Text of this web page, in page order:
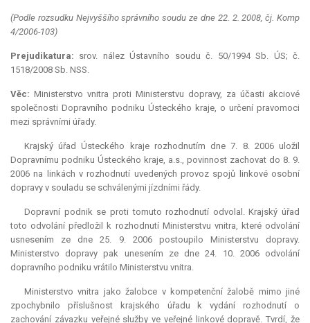
(Podle rozsudku Nejvyššího správního soudu ze dne 22. 2. 2008, čj. Komp
4/2006-103)
Prejudikatura: srov. nález Ústavního soudu č. 50/1994 Sb. ÚS; č.
1518/2008 Sb. NSS.
Věc: Ministerstvo vnitra proti Ministerstvu dopravy, za účasti akciové
společnosti Dopravního podniku Ústeckého kraje, o určení pravomoci
mezi správními úřady.
Krajský úřad Ústeckého kraje rozhodnutím dne 7. 8. 2006 uložil
Dopravnímu podniku Ústeckého kraje, a.s., povinnost zachovat do 8. 9.
2006 na linkách v rozhodnutí uvedených provoz spojů linkové osobní
dopravy v souladu se schválenými jízdními řády.
Dopravní podnik se proti tomuto rozhodnutí odvolal. Krajský úřad
toto odvolání předložil k rozhodnutí Ministerstvu vnitra, které odvolání
usnesením ze dne 25. 9. 2006 postoupilo Ministerstvu dopravy.
Ministerstvo dopravy pak unesením ze dne 24. 10. 2006 odvolání
dopravního podniku vrátilo Ministerstvu vnitra.
Ministerstvo vnitra jako žalobce v kompetenční žalobě mimo jiné
zpochybnilo příslušnost krajského úřadu k vydání rozhodnutí o
zachování závazku veřejné služby ve veřejné linkové dopravě. Tvrdí, že